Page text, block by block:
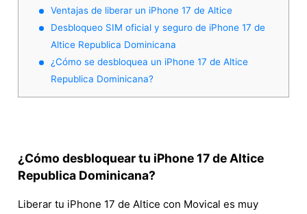
Ventajas de liberar un iPhone 17 de Altice
Desbloqueo SIM oficial y seguro de iPhone 17 de
Altice Republica Dominicana
¿Cómo se desbloquea un iPhone 17 de Altice
Republica Dominicana?
¿Cómo desbloquear tu iPhone 17 de Altice
Republica Dominicana?
Liberar tu iPhone 17 de Altice con Movical es muy